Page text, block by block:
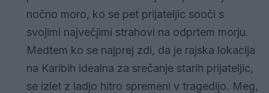
nočno moro, ko se pet prijateljic sooči s
svojimi največjimi strahovi na odprtem morju.
Medtem ko se najprej zdi, da je rajska lokacija
na Karibih idealna za srečanje starih prijateljic,
se izlet z ladjo hitro spremeni v tragedijo. Meg,